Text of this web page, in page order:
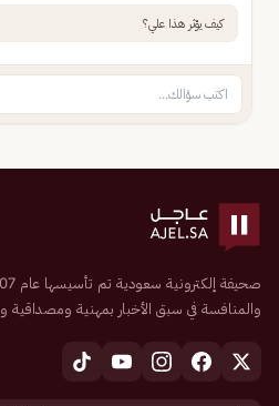
كيف يؤثر هذا علي؟
والمنافسة في سبق الأخبار بمهنية